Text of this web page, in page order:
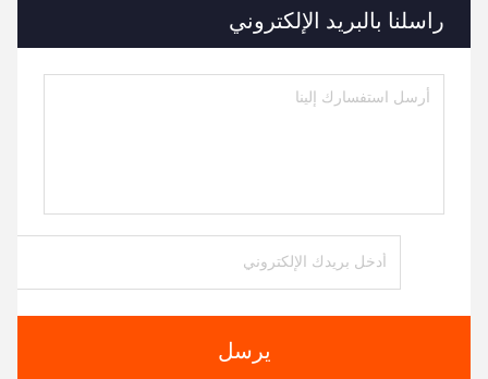
راسلنا بالبريد الإلكتروني
يرسل